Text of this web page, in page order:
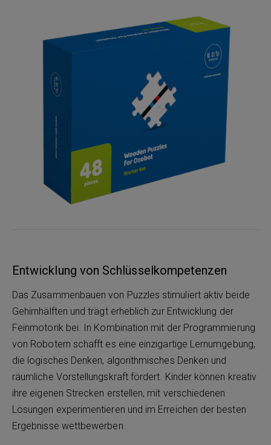
Entwicklung von Schlüsselkompetenzen
Das Zusammenbauen von Puzzles stimuliert aktiv beide
Gehirnhälften und trägt erheblich zur Entwicklung der
Feinmotorik bei. In Kombination mit der Programmierung
von Robotern schafft es eine einzigartige Lernumgebung,
die logisches Denken, algorithmisches Denken und
räumliche Vorstellungskraft fördert. Kinder können kreativ
ihre eigenen Strecken erstellen, mit verschiedenen
Lösungen experimentieren und im Erreichen der besten
Ergebnisse wettbewerben.